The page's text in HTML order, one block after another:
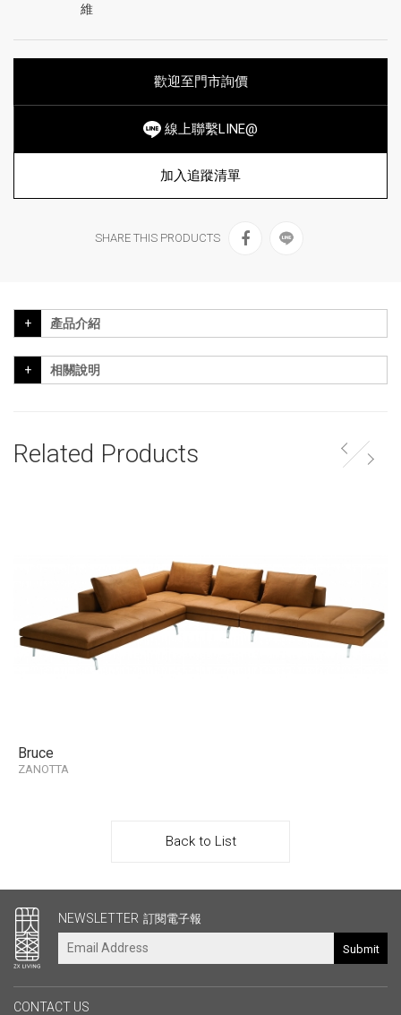
維
歡迎至門市詢價
線上聯繫LINE@
加入追蹤清單
SHARE THIS PRODUCTS
產品介紹
相關說明
Related Products
Bruce
ZANOTTA
Back to List
NEWSLETTER 訂閱電子報
Submit
CONTACT US